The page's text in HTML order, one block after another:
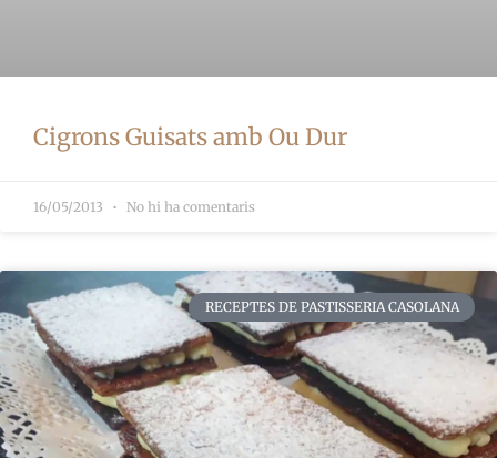
Cigrons Guisats amb Ou Dur
16/05/2013 No hi ha comentaris
RECEPTES DE PASTISSERIA CASOLANA